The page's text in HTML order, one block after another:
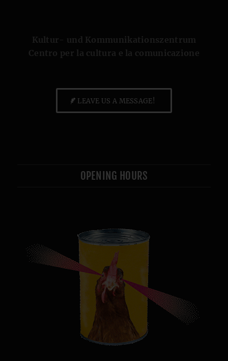
Kultur- und Kommunikationszentrum
Centro per la cultura e la comunicazione
LEAVE US A MESSAGE!
OPENING HOURS